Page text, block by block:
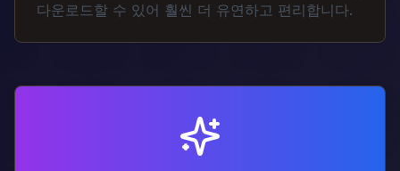
다운로드할 수 있어 훨씬 더 유연하고 편리합니다.